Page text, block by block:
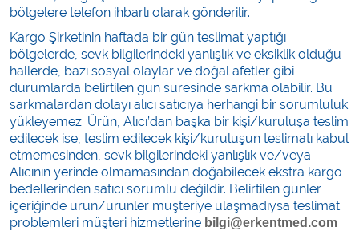
bölgelere telefon ihbarlı olarak gönderilir.
Kargo Şirketinin haftada bir gün teslimat yaptığı
bölgelerde, sevk bilgilerindeki yanlışlık ve eksiklik olduğu
hallerde, bazı sosyal olaylar ve doğal afetler gibi
durumlarda belirtilen gün süresinde sarkma olabilir. Bu
sarkmalardan dolayı alıcı satıcıya herhangi bir sorumluluk
yükleyemez. Ürün, Alıcı’dan başka bir kişi/kuruluşa teslim
edilecek ise, teslim edilecek kişi/kuruluşun teslimatı kabul
etmemesinden, sevk bilgilerindeki yanlışlık ve/veya
Alıcının yerinde olmamasından doğabilecek ekstra kargo
bedellerinden satıcı sorumlu değildir. Belirtilen günler
içeriğinde ürün/ürünler müşteriye ulaşmadıysa teslimat
problemleri müşteri hizmetlerine bilgi@erkentmed.com